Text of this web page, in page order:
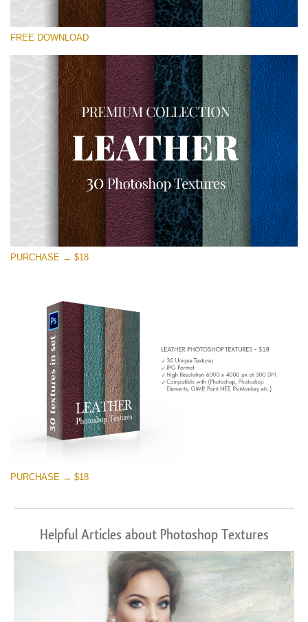
Por favor selecione
Small 800*533px
Real Leather
(30 Textures)
Large 6000*4000px
Entire Collection
(1783 Overlays)
Large 6000*4000px
Download Grátis
FREE DOWNLOAD
PURCHASE → $18
PURCHASE → $18
Helpful Articles about Photoshop Textures